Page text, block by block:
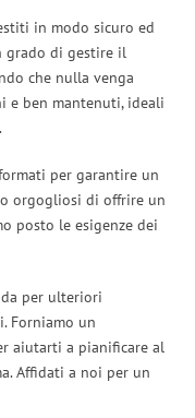
in modo sicuro ed
grado di gestire il
che nulla venga
e ben mantenuti, ideali
per garantire un
orgogliosi di offrire un
posto le esigenze dei
per ulteriori
Forniamo un
aiutarti a pianificare al
Affidati a noi per un